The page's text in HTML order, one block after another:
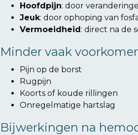
Hoofdpijn: door
Jeuk: door ophoping van
Vermoeidheid: direct na de
Minder vaak
Pijn op de borst
Rugpijn
Koorts of koude rillingen
Onregelmatige hartslag
Bijwerkingen na